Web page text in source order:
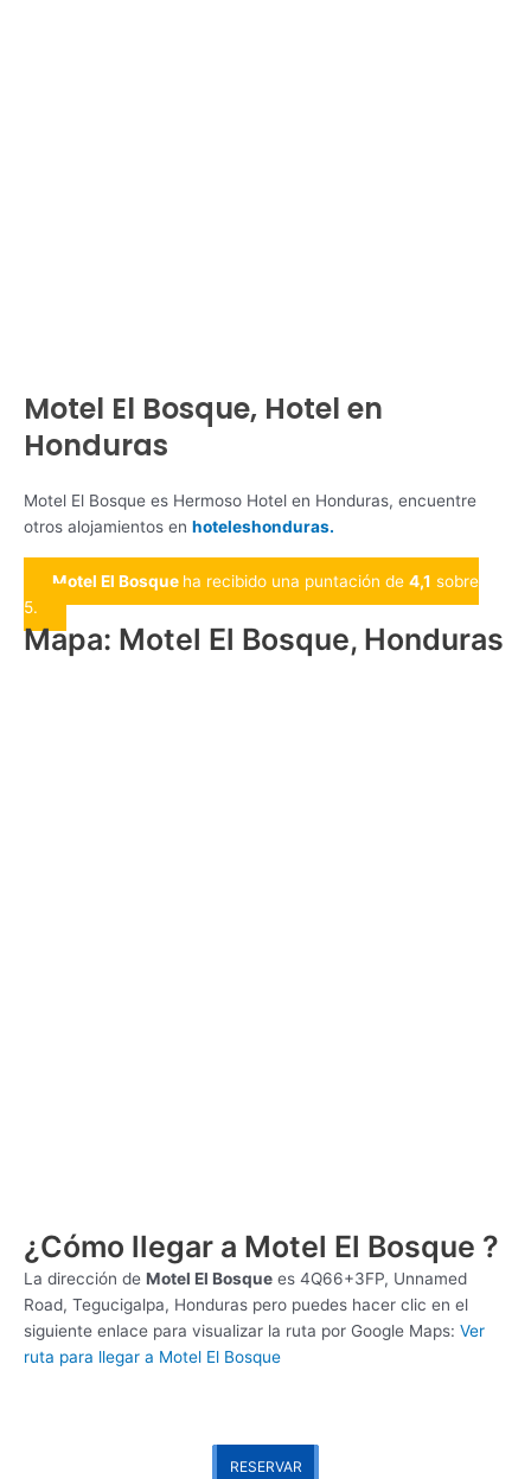
Motel El Bosque, Hotel en
Honduras
Motel El Bosque es Hermoso Hotel en Honduras, encuentre
otros alojamientos en hoteleshonduras.
Motel El Bosque ha recibido una puntación de 4,1 sobre
5.
Mapa: Motel El Bosque, Honduras
¿Cómo llegar a Motel El Bosque ?
La dirección de Motel El Bosque es 4Q66+3FP, Unnamed
Road, Tegucigalpa, Honduras pero puedes hacer clic en el
siguiente enlace para visualizar la ruta por Google Maps: Ver
ruta para llegar a Motel El Bosque
RESERVAR